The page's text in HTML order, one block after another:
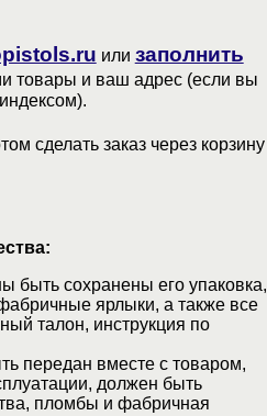
или заполнить
товары и ваш адрес (если вы
сделать заказ через корзину
быть сохранены его упаковка,
ярлыки, а также все
талон, инструкция по
передан вместе с товаром,
должен быть
пломбы и фабричная